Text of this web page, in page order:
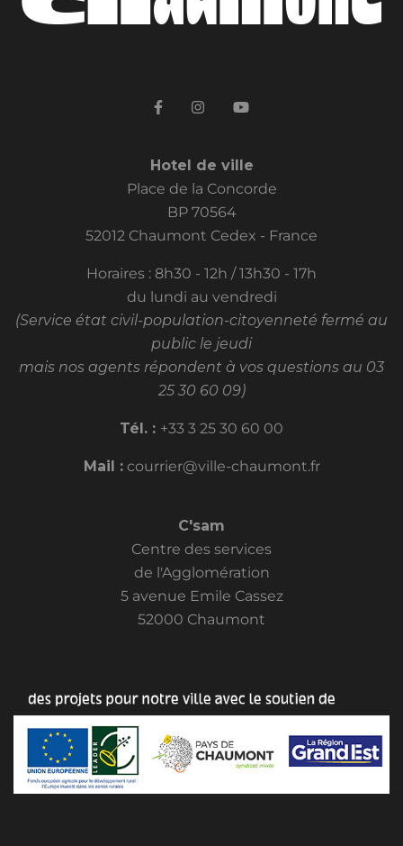
Hotel de ville
Place de la Concorde
BP 70564
52012 Chaumont Cedex - France
Horaires : 8h30 - 12h / 13h30 - 17h
du lundi au vendredi
(Service état civil-population-citoyenneté fermé au
public le jeudi
mais nos agents répondent à vos questions au 03
25 30 60 09)
Tél. : +33 3 25 30 60 00
Mail : courrier@ville-chaumont.fr
C'sam
Centre des services
de l'Agglomération
5 avenue Emile Cassez
52000 Chaumont